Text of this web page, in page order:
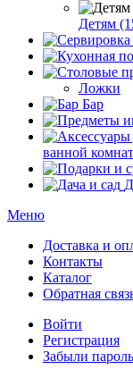
Детям
Ложки
Бар
ванной
Меню
Доставка и
Контакты
Каталог
Обратная
Войти
Регистрация
Забыли